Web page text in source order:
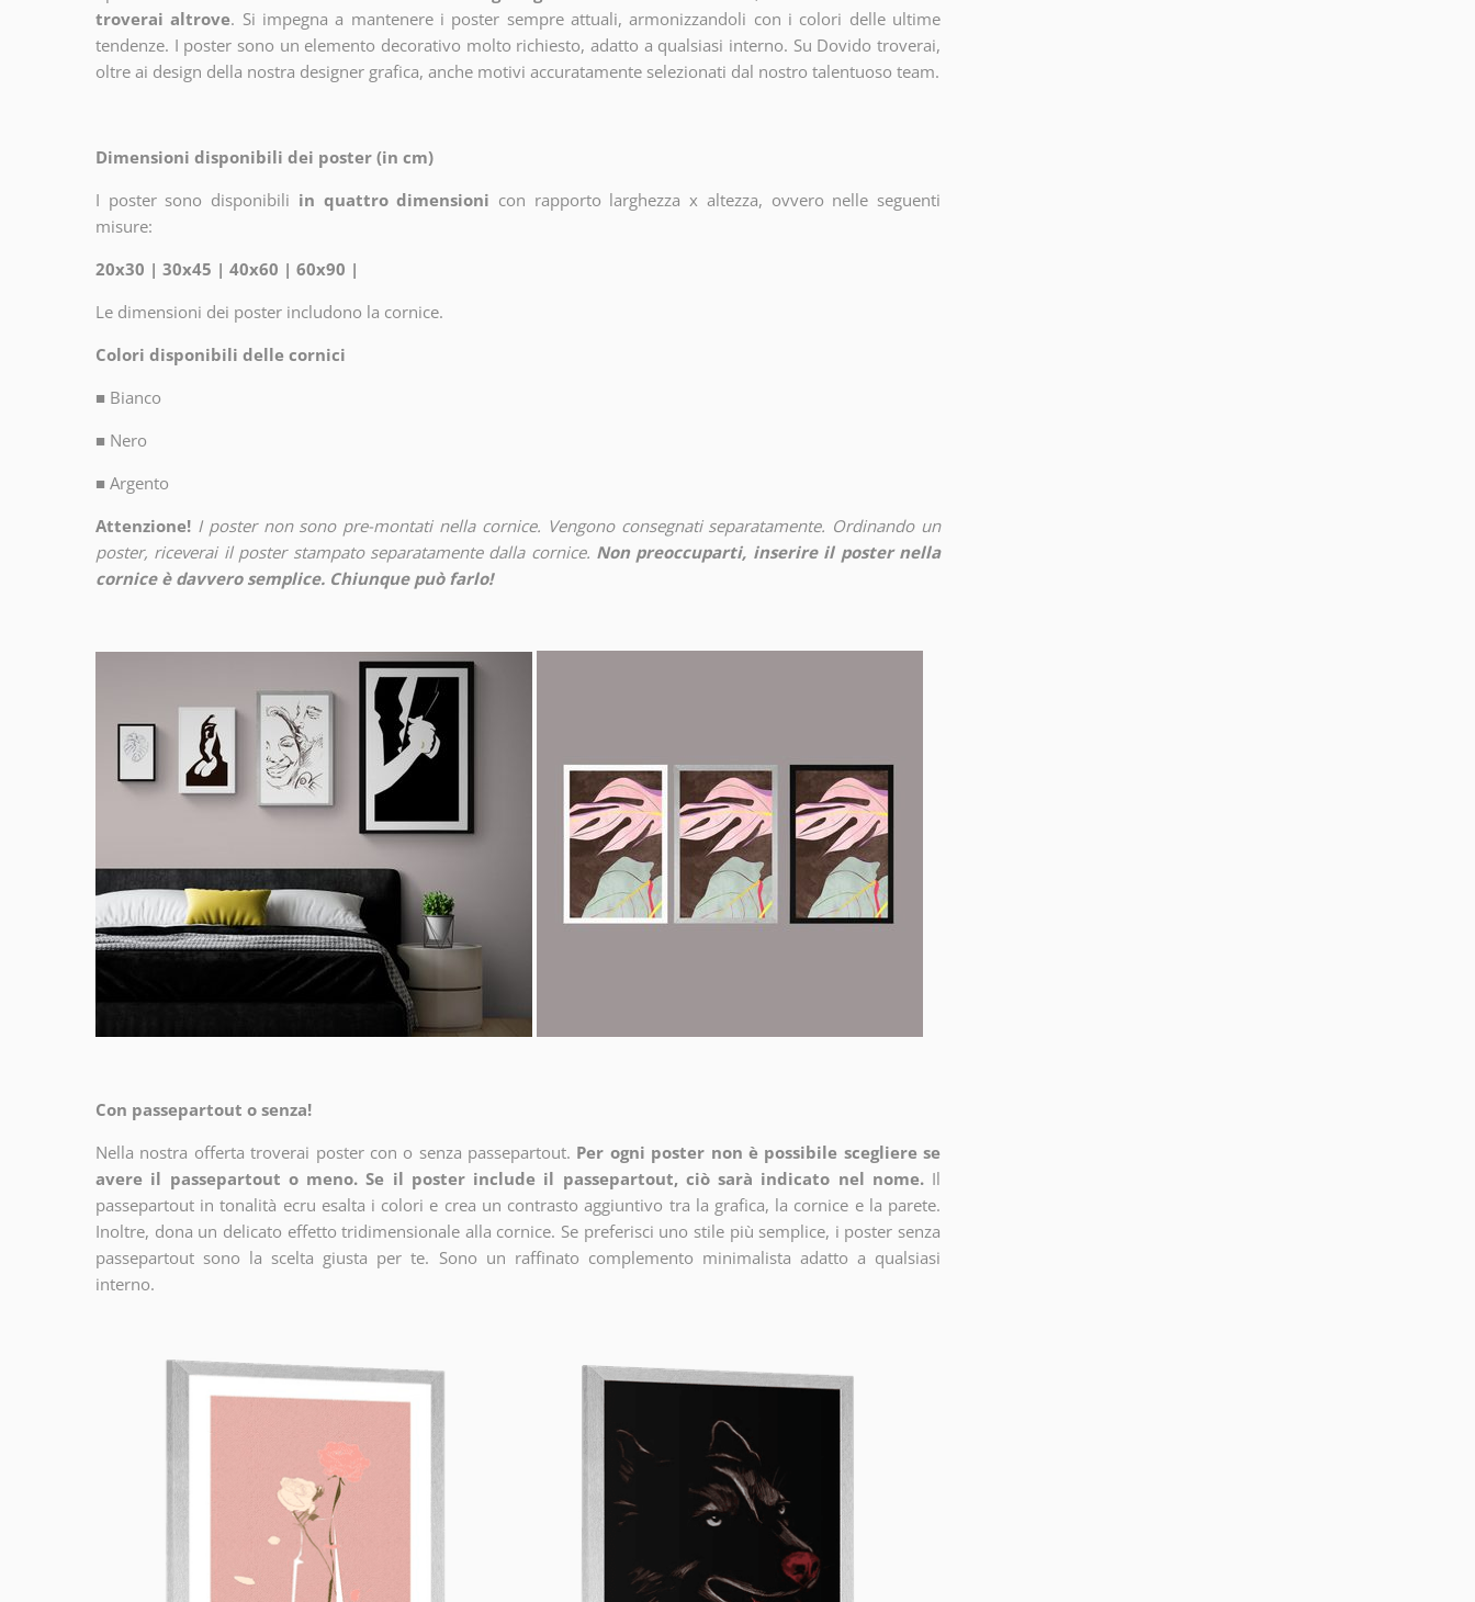
troverai altrove. Si impegna a mantenere i poster sempre attuali, armonizzandoli con i colori delle ultime
tendenze. I poster sono un elemento decorativo molto richiesto, adatto a qualsiasi interno. Su Dovido troverai,
oltre ai design della nostra designer grafica, anche motivi accuratamente selezionati dal nostro talentuoso team.
Dimensioni disponibili dei poster (in cm)
I poster sono disponibili in quattro dimensioni con rapporto larghezza x altezza, ovvero nelle seguenti
misure:
20x30 | 30x45 | 40x60 | 60x90 |
Le dimensioni dei poster includono la cornice.
Colori disponibili delle cornici
■ Bianco
■ Nero
■ Argento
Attenzione! I poster non sono pre-montati nella cornice. Vengono consegnati separatamente. Ordinando un
poster, riceverai il poster stampato separatamente dalla cornice. Non preoccuparti, inserire il poster nella
cornice è davvero semplice. Chiunque può farlo!
Con passepartout o senza!
Nella nostra offerta troverai poster con o senza passepartout. Per ogni poster non è possibile scegliere se
avere il passepartout o meno. Se il poster include il passepartout, ciò sarà indicato nel nome. Il
passepartout in tonalità ecru esalta i colori e crea un contrasto aggiuntivo tra la grafica, la cornice e la parete.
Inoltre, dona un delicato effetto tridimensionale alla cornice. Se preferisci uno stile più semplice, i poster senza
passepartout sono la scelta giusta per te. Sono un raffinato complemento minimalista adatto a qualsiasi
interno.